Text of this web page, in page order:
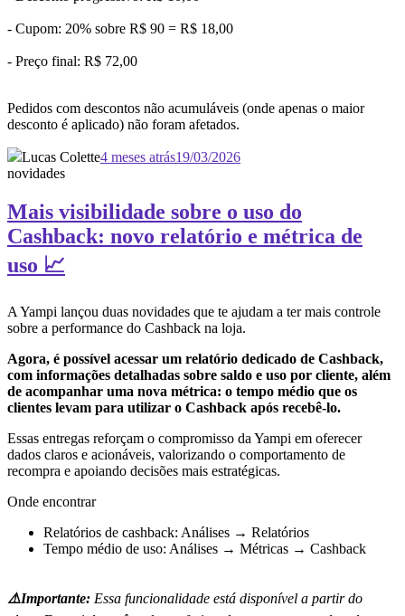
- Cupom: 20% sobre R$ 90 = R$ 18,00
- Preço final: R$ 72,00
Pedidos com descontos não acumuláveis (onde apenas o maior
desconto é aplicado) não foram afetados.
Lucas Colette4 meses atrás19/03/2026
novidades
Mais visibilidade sobre o uso do
Cashback: novo relatório e métrica de
uso 📈
A Yampi lançou duas novidades que te ajudam a ter mais controle
sobre a performance do Cashback na loja.
Agora, é possível acessar um relatório dedicado de Cashback,
com informações detalhadas sobre saldo e uso por cliente, além
de acompanhar uma nova métrica: o tempo médio que os
clientes levam para utilizar o Cashback após recebê-lo.
Essas entregas reforçam o compromisso da Yampi em oferecer
dados claros e acionáveis, valorizando o comportamento de
recompra e apoiando decisões mais estratégicas.
Onde encontrar
Relatórios de cashback: Análises → Relatórios
Tempo médio de uso: Análises → Métricas → Cashback
⚠️Importante: Essa funcionalidade está disponível a partir do